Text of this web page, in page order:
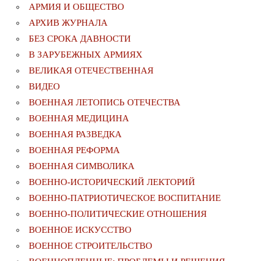
АРМИЯ И ОБЩЕСТВО
АРХИВ ЖУРНАЛА
БЕЗ СРОКА ДАВНОСТИ
В ЗАРУБЕЖНЫХ АРМИЯХ
ВЕЛИКАЯ ОТЕЧЕСТВЕННАЯ
ВИДЕО
ВОЕННАЯ ЛЕТОПИСЬ ОТЕЧЕСТВА
ВОЕННАЯ МЕДИЦИНА
ВОЕННАЯ РАЗВЕДКА
ВОЕННАЯ РЕФОРМА
ВОЕННАЯ СИМВОЛИКА
ВОЕННО-ИСТОРИЧЕСКИЙ ЛЕКТОРИЙ
ВОЕННО-ПАТРИОТИЧЕСКОЕ ВОСПИТАНИЕ
ВОЕННО-ПОЛИТИЧЕСКИE ОТНОШЕНИЯ
ВОЕННОЕ ИСКУССТВО
ВОЕННОЕ СТРОИТЕЛЬСТВО